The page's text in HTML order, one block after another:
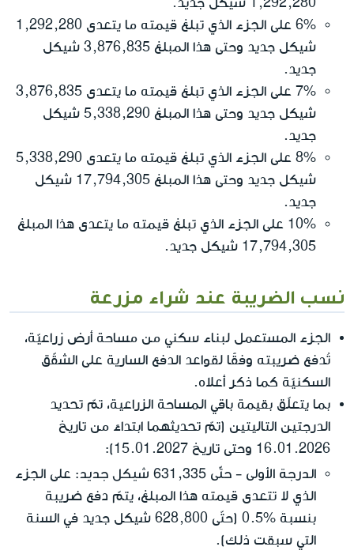
6% على الجزء الذي تبلغ قيمته ما يتعدى 1,292,280
شيكل جديد وحتى هذا المبلغ 3,876,835 شيكل
جديد.
7% على الجزء الذي تبلغ قيمته ما يتعدى 3,876,835
شيكل جديد وحتى هذا المبلغ 5,338,290 شيكل
جديد.
8% على الجزء الذي تبلغ قيمته ما يتعدى 5,338,290
شيكل جديد وحتى هذا المبلغ 17,794,305 شيكل
جديد.
10% على الجزء الذي تبلغ قيمته ما يتعدى هذا المبلغ
17,794,305 شيكل جديد.
نسب الضريبة عند شراء مزرعة
الجزء المستعمل لبناء سكني من مساحة أرض زراعيّة،
تُدفع ضريبته وفقًا لقواعد الدفع السارية على الشقّق
السكنيّة كما ذكر أعلاه.
بما يتعلّق بقيمة باقي المساحة الزراعية، تمّ تحديد
الدرجتين التاليتين (تمّ تحديثهما ابتداءً من تاريخ
16.01.2026 وحتى تاريخ 15.01.2027):
الدرجة الأولى - حتّى 631,335 شيكل جديد
: على الجزء
الذي لا تتعدى قيمته هذا المبلغ، يتمّ دفع ضريبة
بنسبة %0.5 (حتّى 628,800 شيكل جديد في السنة
التي سبقت ذلك).